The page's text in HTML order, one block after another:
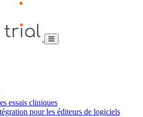
essais cliniques
pour les éditeurs de logiciels